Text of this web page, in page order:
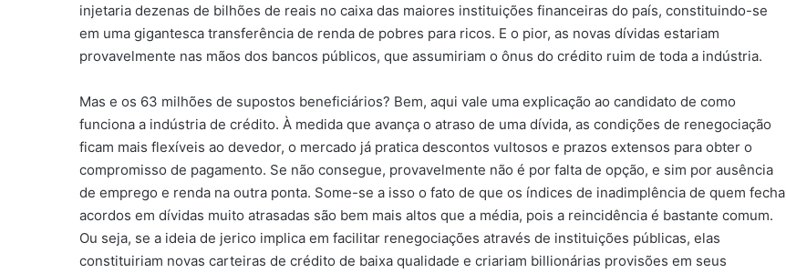
injetaria dezenas de bilhões de reais no caixa das maiores instituições financeiras do país, constituindo-se
em uma gigantesca transferência de renda de pobres para ricos. E o pior, as novas dívidas estariam
provavelmente nas mãos dos bancos públicos, que assumiriam o ônus do crédito ruim de toda a indústria.
Mas e os 63 milhões de supostos beneficiários? Bem, aqui vale uma explicação ao candidato de como
funciona a indústria de crédito. À medida que avança o atraso de uma dívida, as condições de renegociação
ficam mais flexíveis ao devedor, o mercado já pratica descontos vultosos e prazos extensos para obter o
compromisso de pagamento. Se não consegue, provavelmente não é por falta de opção, e sim por ausência
de emprego e renda na outra ponta. Some-se a isso o fato de que os índices de inadimplência de quem fecha
acordos em dívidas muito atrasadas são bem mais altos que a média, pois a reincidência é bastante comum.
Ou seja, se a ideia de jerico implica em facilitar renegociações através de instituições públicas, elas
constituiriam novas carteiras de crédito de baixa qualidade e criariam billionárias provisões em seus